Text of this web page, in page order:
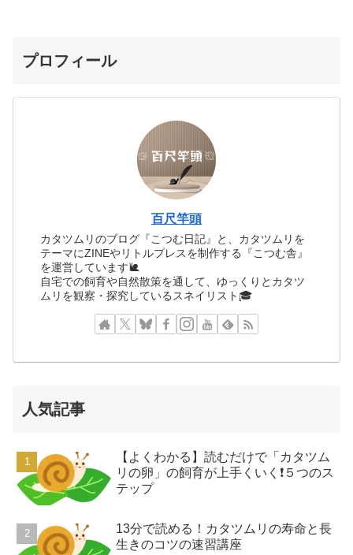
プロフィール
百尺竿頭
カタツムリのブログ『こつむ日記』と、カタツムリを
テーマにZINEやリトルプレスを制作する『こつむ舎』
を運営しています🐌
自宅での飼育や自然散策を通して、ゆっくりとカタツ
ムリを観察・探究しているスネイリスト🎓
人気記事
【よくわかる】読むだけで「カタツム
リの卵」の飼育が上手くいく❗️５つのス
テップ
13分で読める！カタツムリの寿命と長
生きのコツの速習講座